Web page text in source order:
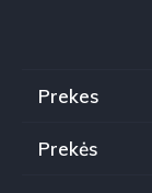
Prekes
Prekės